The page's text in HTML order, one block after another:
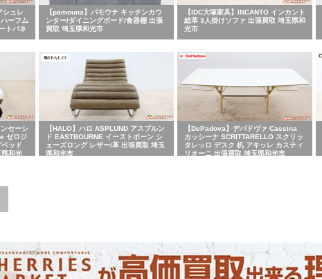
シュレ
ーフム
トパネ
【pamouna】パモウナ キッチンカウ
ンター/ダイニングボード/食器棚 出張
買取 埼玉県和光市
【IDC大塚家具】INCANTO インカント
総革 3人掛けソファ 出張買取 埼玉県和
光市
ンセーシ
ゼロジ
ッド
県和光
【HALO】ハロ ASPLUND アスプルン
ド EASTBOURNE イーストボーン シ
ェーズロング レザー/革 出張買取 埼玉
県和光市
【DePadova】デパドヴァ Cassina
カッシーナ SCRITTARELLO スクリッ
タレッロ デスク 机 アキッレ カスティ
リオーニ 出張買取 埼玉県和光市